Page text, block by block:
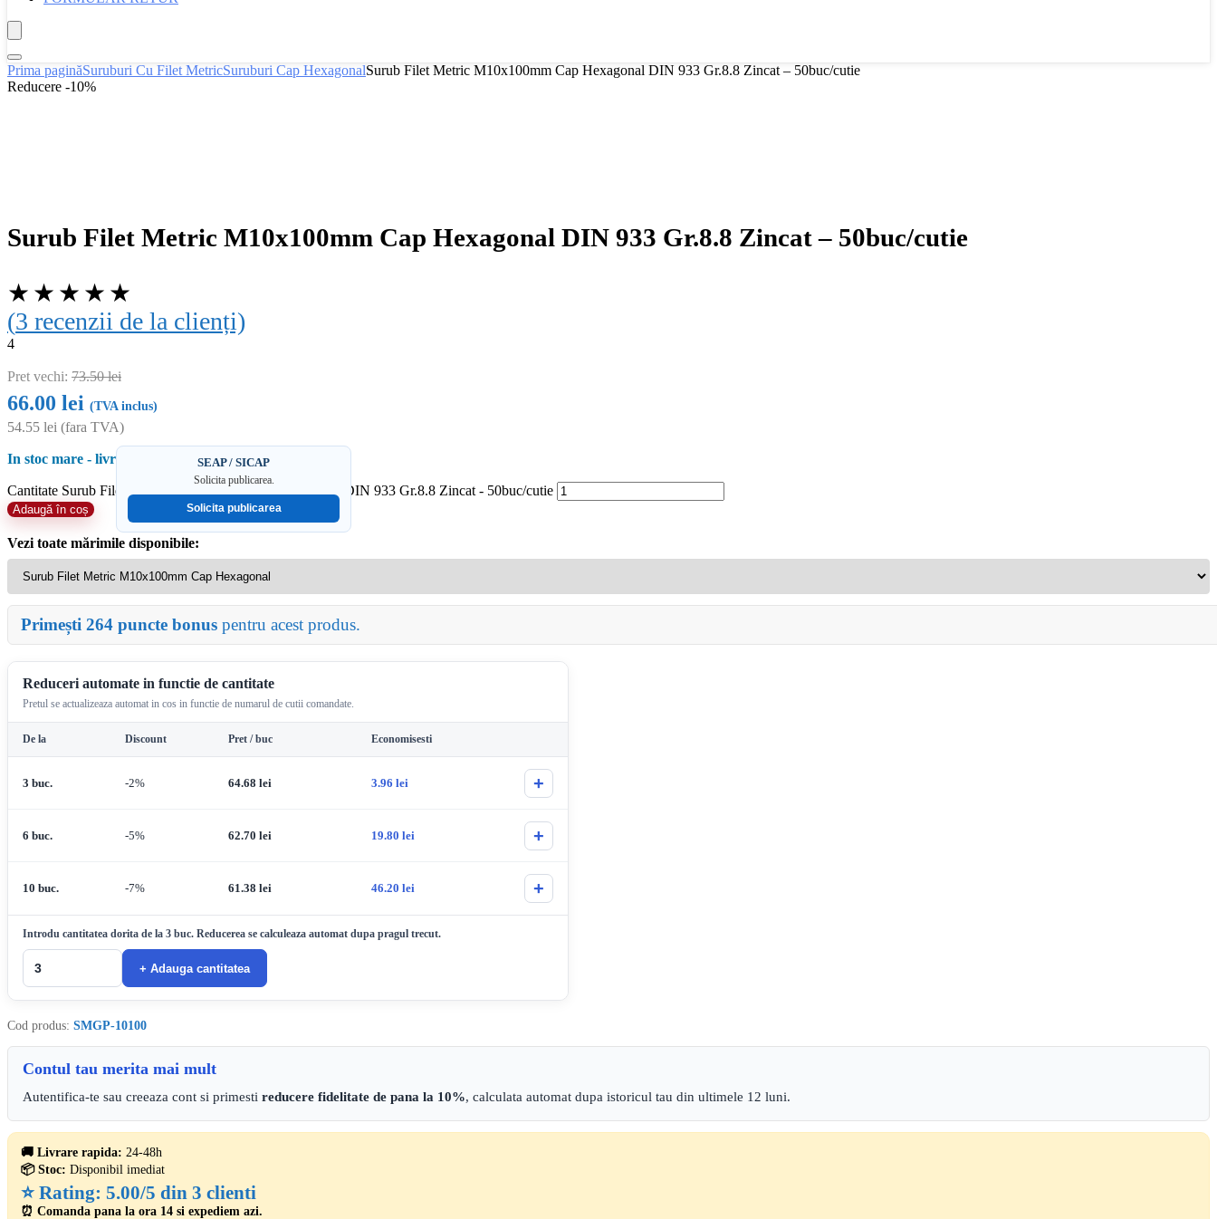
Prima paginăSuruburi Cu Filet MetricSuruburi Cap HexagonalSurub Filet Metric M10x100mm Cap Hexagonal DIN 933 Gr.8.8 Zincat – 50buc/cutie
Reducere -10%
Surub Filet Metric M10x100mm Cap Hexagonal DIN 933 Gr.8.8 Zincat – 50buc/cutie
★ ★ ★ ★ ★
(3 recenzii de la clienți)
4
Pret vechi: 73.50lei
66.00 lei (TVA inclus)
54.55 lei (fara TVA)
In stoc mare - livrare rapida
Cantitate Surub Filet Metric M10x100mm Cap Hexagonal DIN 933 Gr.8.8 Zincat - 50buc/cutie
Adaugă în coș
Vezi toate mărimile disponibile:
Primești 264 puncte bonus pentru acest produs.
Reduceri automate in functie de cantitate
Pretul se actualizeaza automat in cos in functie de numarul de cutii comandate.
De la Discount Pret / buc Economisesti
3 buc. -2% 64.68 lei 3.96lei +
6 buc. -5% 62.70 lei 19.80lei +
10 buc. -7% 61.38 lei 46.20lei +
Introdu cantitatea dorita de la 3 buc. Reducerea se calculeaza automat dupa pragul trecut.
+ Adauga cantitatea
SEAP / SICAP
Solicita publicarea.
Solicita publicarea
Cod produs: SMGP-10100
Contul tau merita mai mult
Autentifica-te sau creeaza cont si primesti reducere fidelitate de pana la 10%, calculata automat dupa istoricul tau din ultimele 12 luni.
🚚 Livrare rapida: 24-48h
📦 Stoc: Disponibil imediat
⭐ Rating: 5.00/5 din 3 clienti
⏰ Comanda pana la ora 14 si expediem azi.